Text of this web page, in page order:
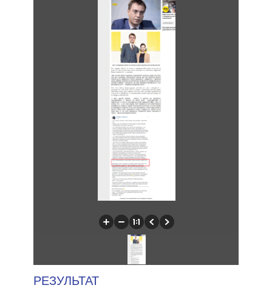
РЕЗУЛЬТАТ